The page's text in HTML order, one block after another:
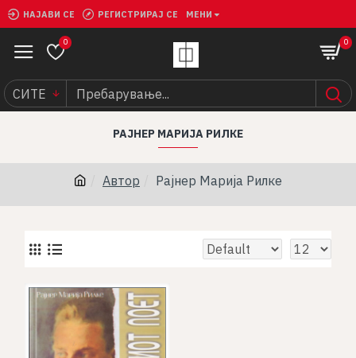
НАЈАВИ СЕ РЕГИСТРИРАЈ СЕ МЕНИ
0 0
СИТЕ
Автор Рајнер Марија Рилке
РАЈНЕР МАРИЈА РИЛКЕ